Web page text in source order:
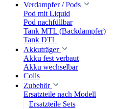
Verdampfer / Pods
Pod mit Liquid
Pod nachfüllbar
Tank MTL (Backdampfer)
Tank DTL
Akkuträger
Akku fest verbaut
Akku wechselbar
Coils
Zubehör
Ersatzteile nach Modell
Ersatzteile Sets